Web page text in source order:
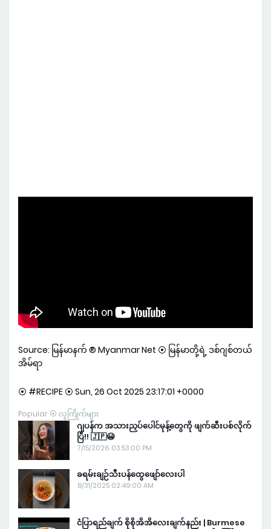
Source: မြန်မာနက် ® Myanmar Net ⦿ မြန်မာတို့ရဲ့ ဒစ်ဂျစ်တယ်
အိမ်ရာ
⦿ #RECIPE ⦿ Sun, 26 Oct 2025 23:17:01 +0000
Popular ⦿ လူကြိုက်များ
ဂျပန်က အသားညှပ်ပေါင်မုန့်တွေကို ဖျက်ဆီးပစ်လိုက်
ပြီ!! 🇯🇵😭
7/15/2026 03:53:00 PM
ခရမ်းချဉ်သီးပန်ထွေဖျော်လေးပါ
8/31/2025 02:49:00 AM
ငံပြာရည်ချက် စိုစိုအိအိလေးချက်နည်း | Burmese